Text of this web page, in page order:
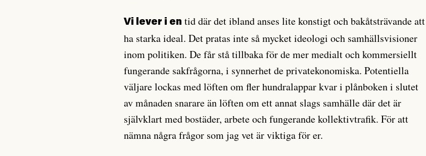
Vi lever i en tid där det ibland anses lite konstigt och bakåtsträvande att
ha starka ideal. Det pratas inte så mycket ideologi och samhällsvisioner
inom politiken. De får stå tillbaka för de mer medialt och kommersiellt
fungerande sakfrågorna, i synnerhet de privatekonomiska. Potentiella
väljare lockas med löften om fler hundralappar kvar i plånboken i slutet
av månaden snarare än löften om ett annat slags samhälle där det är
självklart med bostäder, arbete och fungerande kollektivtrafik. För att
nämna några frågor som jag vet är viktiga för er.